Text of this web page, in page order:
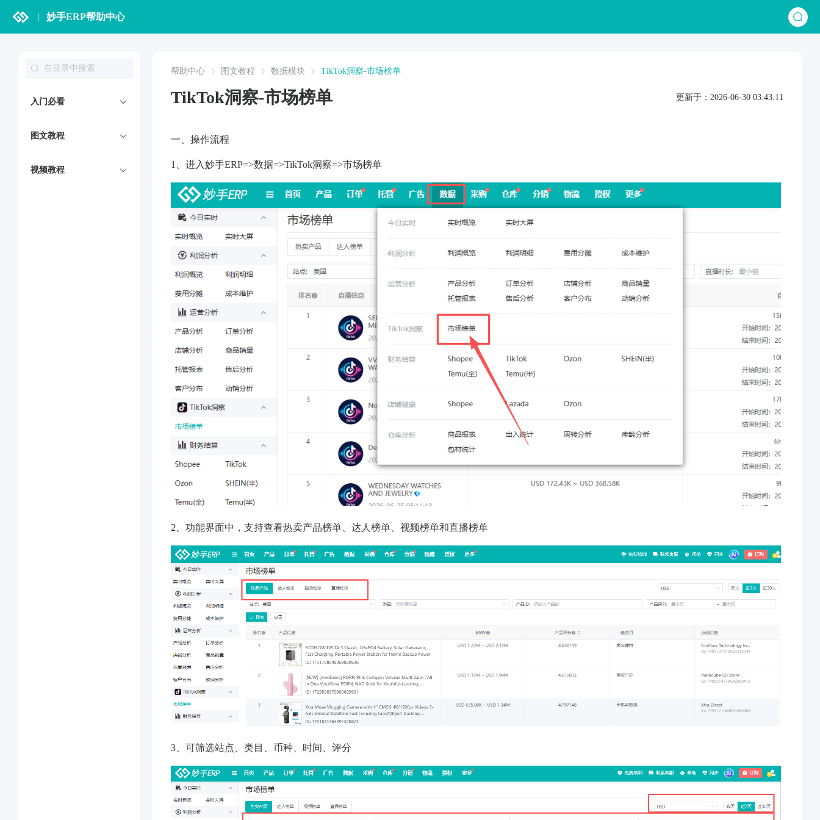
妙手ERP帮助中心
入门必看
图文教程
视频教程
帮助中心 图文教程 数据模块 TikTok洞察-市场榜单
TikTok洞察-市场榜单 更新于：2026-06-30 03:43:11
一、操作流程
1、进入妙手ERP=>数据=>TikTok洞察=>市场榜单
2、功能界面中，支持查看热卖产品榜单、达人榜单、视频榜单和直播榜单
3、可筛选站点、类目、币种、时间、评分